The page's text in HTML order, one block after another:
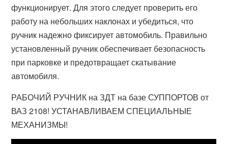
функционирует. Для этого следует проверить его
работу на небольших наклонах и убедиться, что
ручник надежно фиксирует автомобиль. Правильно
установленный ручник обеспечивает безопасность
при парковке и предотвращает скатывание
автомобиля.
РАБОЧИЙ РУЧНИК на ЗДТ на базе СУППОРТОВ от
ВАЗ 2108! УСТАНАВЛИВАЕМ СПЕЦИАЛЬНЫЕ
МЕХАНИЗМЫ!